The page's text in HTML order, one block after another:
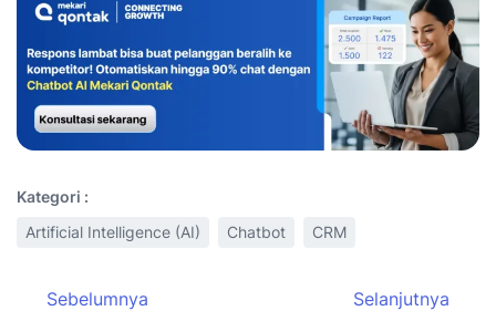
Kategori :
Artificial Intelligence (AI)
Chatbot CRM
Sebelumnya Selanjutnya